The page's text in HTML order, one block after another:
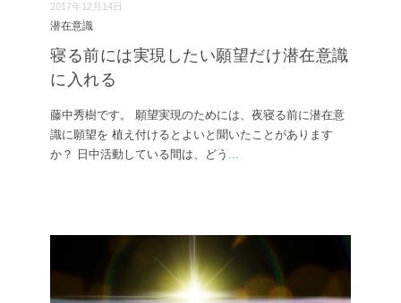
2017年12月14日
潜在意識
寝る前には実現したい願望だけ潜在意識
に入れる
藤中秀樹です。 願望実現のためには、夜寝る前に潜在意
識に願望を 植え付けるとよいと聞いたことがあります
か？ 日中活動している間は、どう ...